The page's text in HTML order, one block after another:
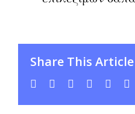
Share This Article
facebook
twitter linkedinwhatsapp
tumblr